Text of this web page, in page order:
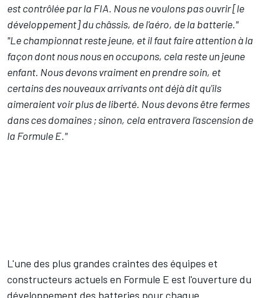
est contrôlée par la FIA. Nous ne voulons pas ouvrir [le
développement] du châssis, de l'aéro, de la batterie."
"Le championnat reste jeune, et il faut faire attention à la
façon dont nous nous en occupons, cela reste un jeune
enfant. Nous devons vraiment en prendre soin, et
certains des nouveaux arrivants ont déjà dit qu'ils
aimeraient voir plus de liberté. Nous devons être fermes
dans ces domaines ; sinon, cela entravera l'ascension de
la Formule E."
L'une des plus grandes craintes des équipes et
constructeurs actuels en Formule E est l'ouverture du
développement des batteries pour chaque